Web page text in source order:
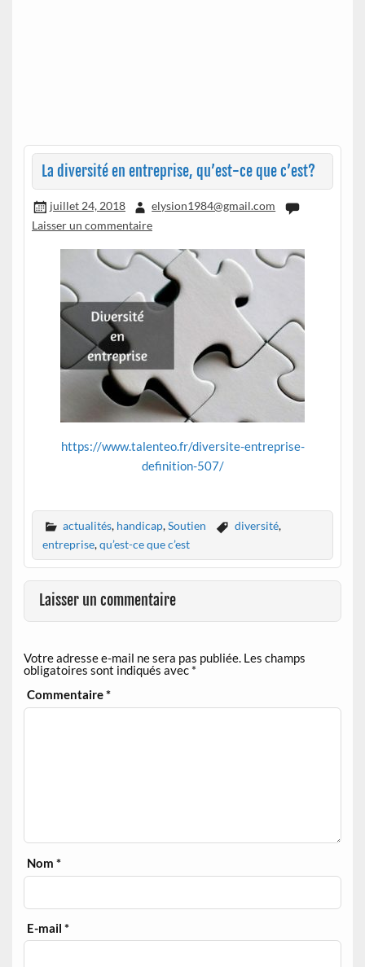
La diversité en entreprise, qu’est-ce que c’est?
juillet 24, 2018
elysion1984@gmail.com
Laisser un commentaire
https://www.talenteo.fr/diversite-entreprise-
definition-507/
actualités, handicap,Soutien diversité,
entreprise,qu’est-ce que c’est
Laisser un commentaire
Votre adresse e-mail ne sera pas publiée. Les champs
obligatoires sont indiqués avec *
Commentaire*
Nom*
E-mail*